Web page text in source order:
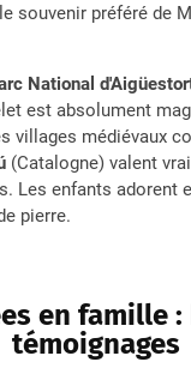
souvenir préféré de
National
est absolument
villages médiévaux
(Catalogne) valent
Les enfants adorent
pierre.
en famille
témoignages